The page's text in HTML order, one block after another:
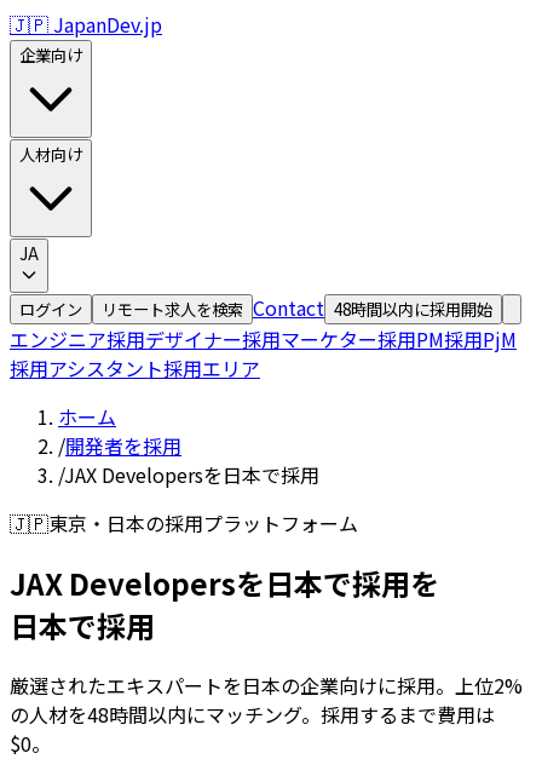
🇯🇵 JapanDev.jp
企業向け
人材向け
JA
ログイン リモート求人を検索 Contact 48時間以内に採用開始
エンジニア採用デザイナー採用マーケター採用PM採用PjM
採用アシスタント採用エリア
ホーム
/開発者を採用
/JAX Developersを日本で採用
🇯🇵東京・日本の採用プラットフォーム
JAX Developersを日本で採用を
日本で採用
厳選されたエキスパートを日本の企業向けに採用。上位2%
の人材を48時間以内にマッチング。採用するまで費用は
$0。